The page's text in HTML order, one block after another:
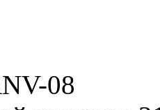
08